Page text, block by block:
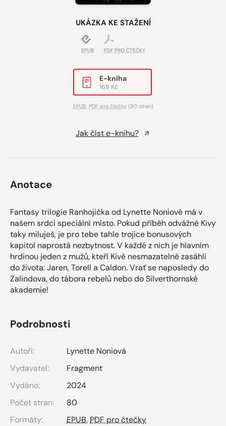
UKÁZKA KE STAŽENÍ
EPUB PDF PRO ČTEČKY
E-kniha
169 Kč
EPUB, PDF pro čtečky(80 stran)
Jak číst e-knihu?
Anotace
Fantasy trilogie Ranhojička od Lynette Noniové má v
našem srdci speciální místo. Pokud příběh odvážné Kivy
taky miluješ, je pro tebe tahle trojice bonusových
kapitol naprostá nezbytnost. V každé z nich je hlavním
hrdinou jeden z mužů, kteří Kivě nesmazatelně zasáhli
do života: Jaren, Torell a Caldon. Vrať se naposledy do
Zalindova, do tábora rebelů nebo do Silverthornské
akademie!
Podrobnosti
Autoři:
Lynette Noniová
Vydavatel:
Fragment
Vydáno:
2024
Počet stran:
80
Formáty:
EPUB, PDF pro čtečky